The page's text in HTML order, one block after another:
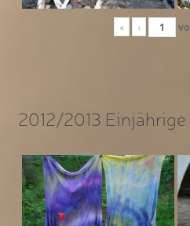
« ‹
2012/2013